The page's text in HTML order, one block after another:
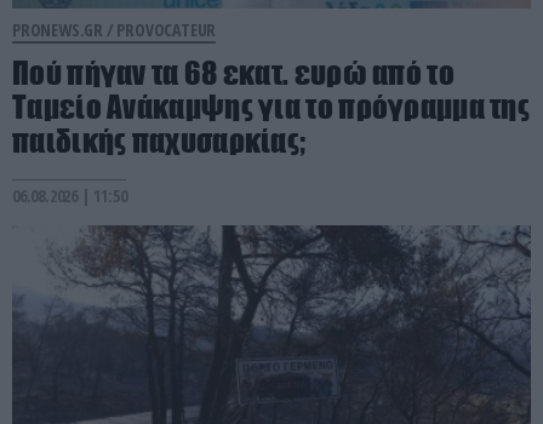
PRONEWS.GR / PROVOCATEUR
Πού πήγαν τα 68 εκατ. ευρώ από το
Ταμείο Ανάκαμψης για το πρόγραμμα της
παιδικής παχυσαρκίας;
06.08.2026 | 11:50